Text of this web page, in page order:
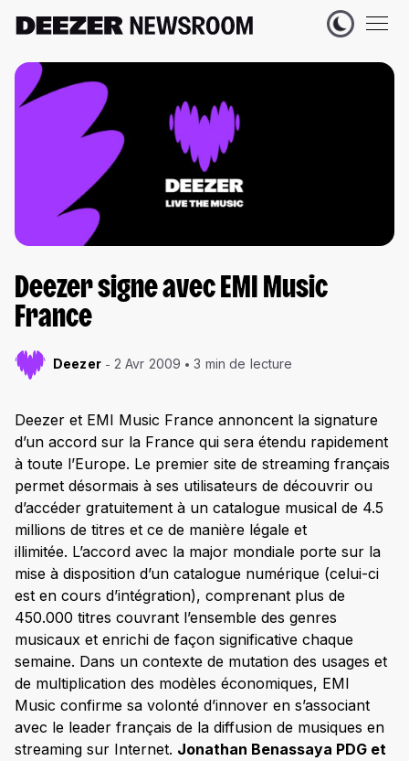
Deezer signe avec EMI Music
France
Deezer 2 Avr 2009 3 min de lecture
Deezer et EMI Music France annoncent la signature
d’un accord sur la France qui sera étendu rapidement
à toute l’Europe. Le premier site de streaming français
permet désormais à ses utilisateurs de découvrir ou
d’accéder gratuitement à un catalogue musical de 4.5
millions de titres et ce de manière légale et
illimitée. L’accord avec la major mondiale porte sur la
mise à disposition d’un catalogue numérique (celui-ci
est en cours d’intégration), comprenant plus de
450.000 titres couvrant l’ensemble des genres
musicaux et enrichi de façon significative chaque
semaine. Dans un contexte de mutation des usages et
de multiplication des modèles économiques, EMI
Music confirme sa volonté d’innover en s’associant
avec le leader français de la diffusion de musiques en
streaming sur Internet. Jonathan Benassaya PDG et